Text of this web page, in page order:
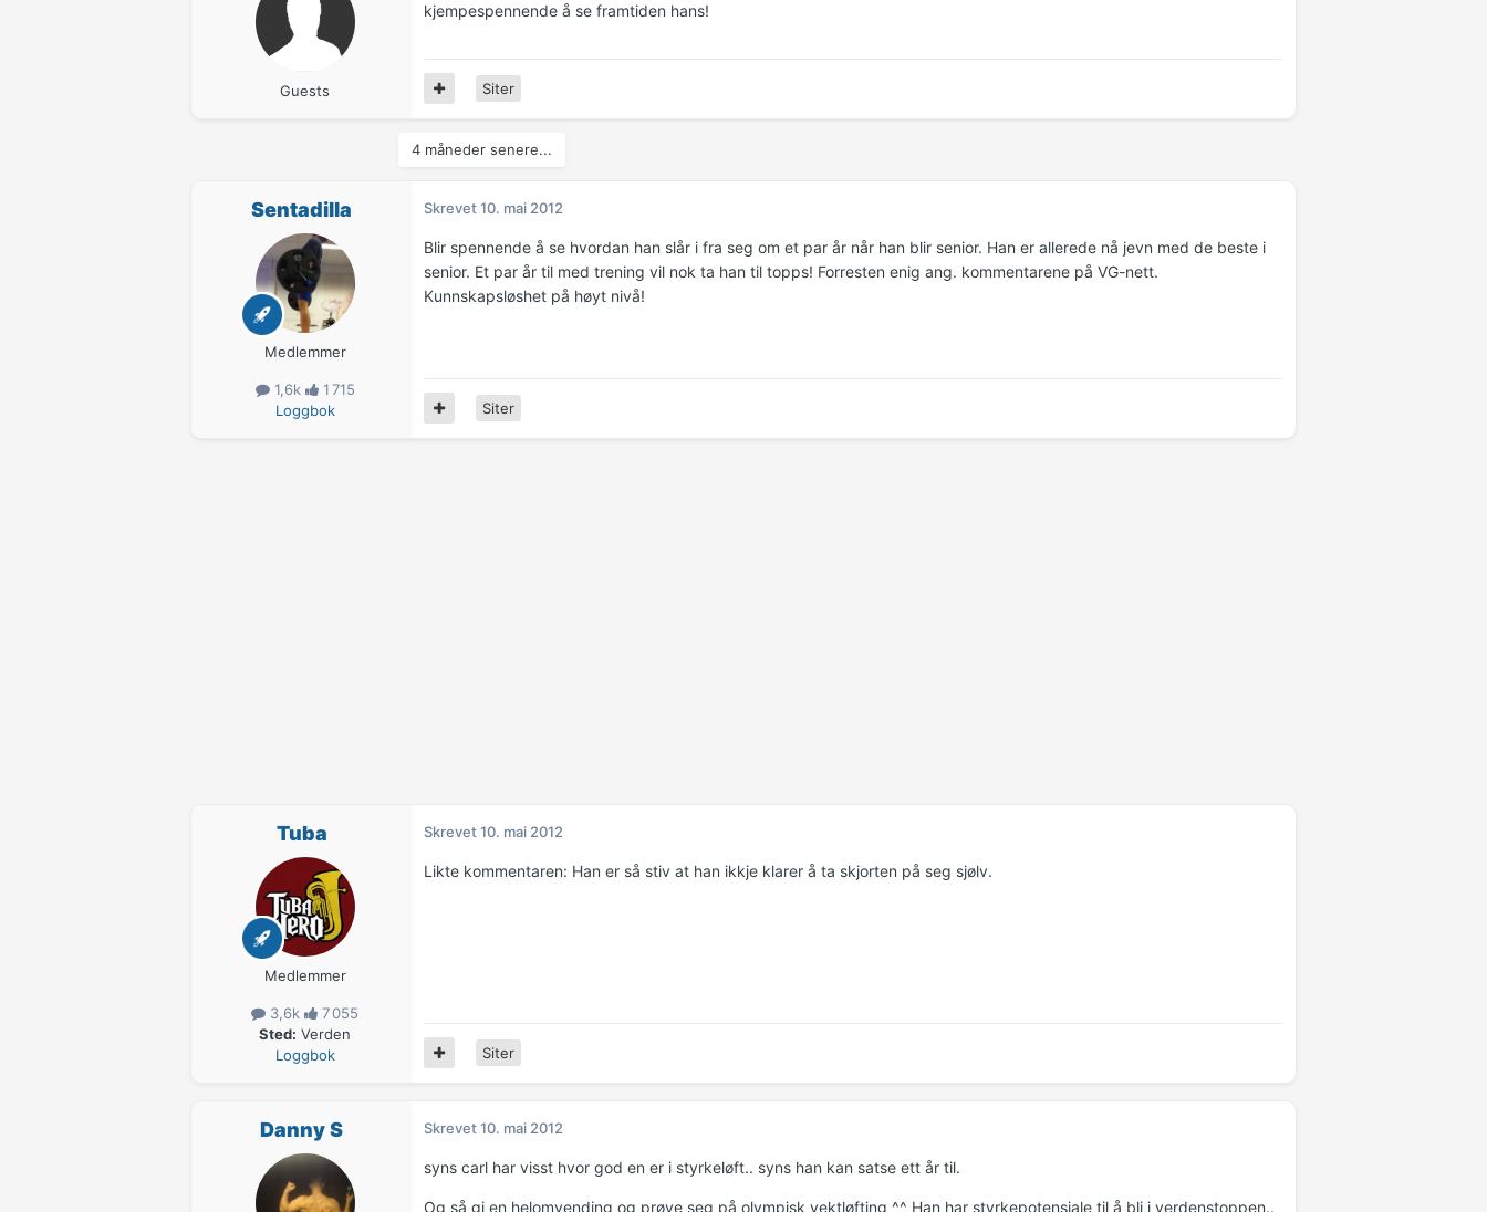
Guests
kjempespennende å se framtiden hans!
Siter
4 måneder senere...
Sentadilla
Medlemmer
1,6k
1 715
Loggbok
Skrevet10. mai 2012
Blir spennende å se hvordan han slår i fra seg om et par år når han blir senior. Han er allerede nå jevn med de beste i
senior. Et par år til med trening vil nok ta han til topps! Forresten enig ang. kommentarene på VG-nett.
Kunnskapsløshet på høyt nivå!
Siter
Tuba
Medlemmer
3,6k
7 055
Sted: Verden
Loggbok
Skrevet10. mai 2012
Likte kommentaren: Han er så stiv at han ikkje klarer å ta skjorten på seg sjølv.
Siter
Danny S Skrevet10. mai 2012
syns carl har visst hvor god en er i styrkeløft.. syns han kan satse ett år til.
Og så gi en helomvending og prøve seg på olympisk vektløfting ^^ Han har styrkepotensiale til å bli i verdenstoppen..